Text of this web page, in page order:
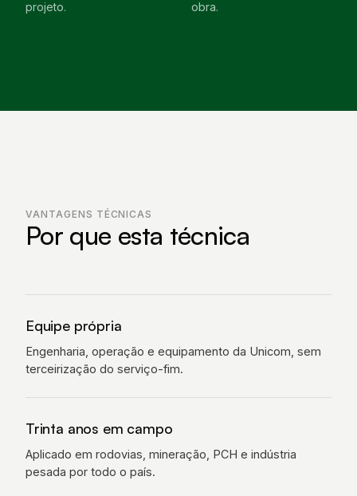
projeto. obra.
VANTAGENS TÉCNICAS
Por que esta técnica
Equipe própria
Engenharia, operação e equipamento da Unicom, sem
terceirização do serviço-fim.
Trinta anos em campo
Aplicado em rodovias, mineração, PCH e indústria
pesada por todo o país.